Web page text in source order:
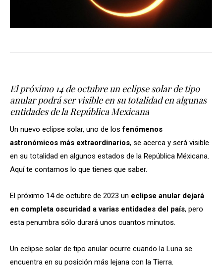
El próximo 14 de octubre un eclipse solar de tipo
anular podrá ser visible en su totalidad en algunas
entidades de la República Mexicana
Un nuevo eclipse solar, uno de losfenómenos
astronómicos más extraordinarios, se acerca y será visible
en su totalidad en algunos estados de la República Méxicana.
Aquí te contamos lo que tienes que saber.
El próximo 14 de octubre de 2023 un eclipse anular dejará
en completa oscuridad a varias entidades del país, pero
esta penumbra sólo durará unos cuantos minutos.
Un eclipse solar de tipo anular ocurre cuando la Luna se
encuentra en su posición más lejana con la Tierra.